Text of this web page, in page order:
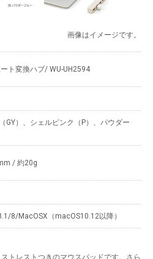
画像はイメージです。
ト変換ハブ/ WU-UH2594
GY）、シェルピンク（P）、パウダー
/ 約20g
8/MacOSX（macOS10.12以降）